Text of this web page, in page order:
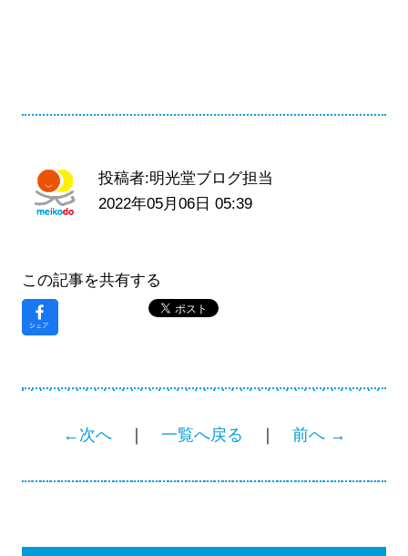
投稿者:明光堂ブログ担当
2022年05月06日 05:39
この記事を共有する
←次へ｜ 一覧へ戻る ｜ 前へ →